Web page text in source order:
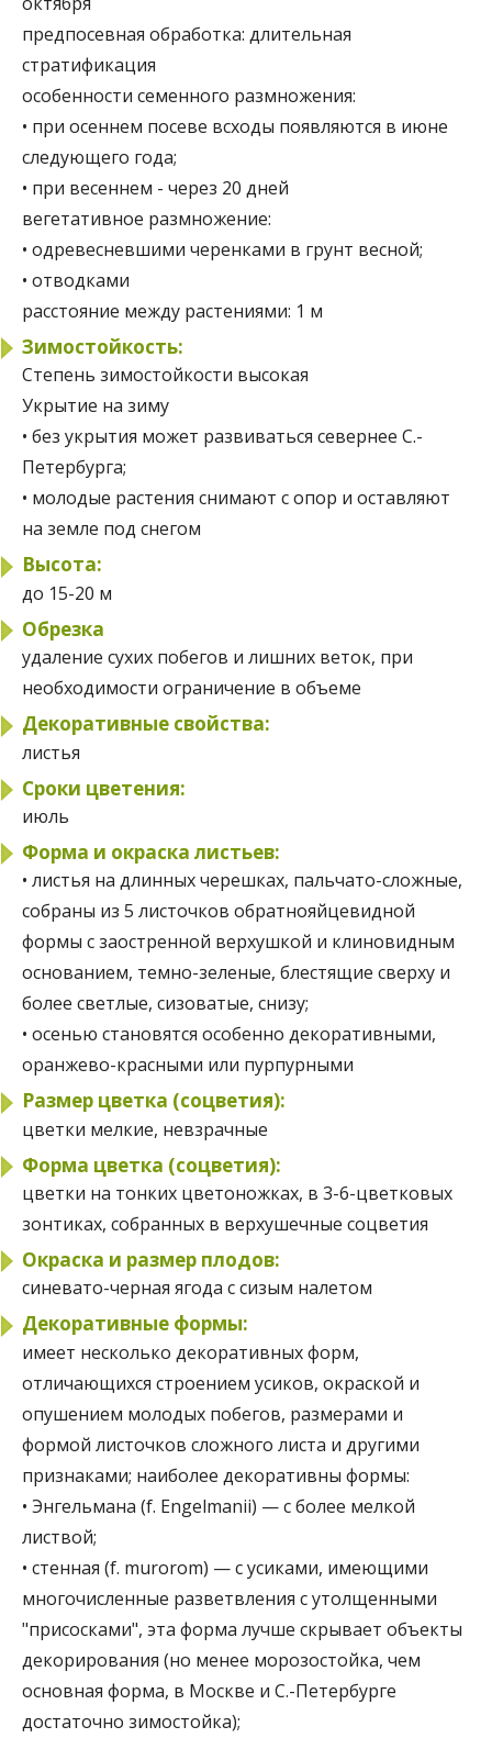
предпосевная обработка: длительная
стратификация
особенности семенного размножения:
• при осеннем посеве всходы появляются в июне
следующего года;
• при весеннем - через 20 дней
вегетативное размножение:
• одревесневшими черенками в грунт весной;
• отводками
расстояние между растениями: 1 м
Зимостойкость:
Степень зимостойкости высокая
Укрытие на зиму
• без укрытия может развиваться севернее С.-
Петербурга;
• молодые растения снимают с опор и оставляют
на земле под снегом
Высота:
до 15-20 м
Обрезка
удаление сухих побегов и лишних веток, при
необходимости ограничение в объеме
Декоративные свойства:
листья
Сроки цветения:
июль
Форма и окраска листьев:
• листья на длинных черешках, пальчато-сложные,
собраны из 5 листочков обратнояйцевидной
формы с заостренной верхушкой и клиновидным
основанием, темно-зеленые, блестящие сверху и
более светлые, сизоватые, снизу;
• осенью становятся особенно декоративными,
оранжево-красными или пурпурными
Размер цветка (соцветия):
цветки мелкие, невзрачные
Форма цветка (соцветия):
цветки на тонких цветоножках, в 3-6-цветковых
зонтиках, собранных в верхушечные соцветия
Окраска и размер плодов:
синевато-черная ягода с сизым налетом
Декоративные формы:
имеет несколько декоративных форм,
отличающихся строением усиков, окраской и
опушением молодых побегов, размерами и
формой листочков сложного листа и другими
признаками; наиболее декоративны формы:
• Энгельмана (f. Engelmanii) — с более мелкой
листвой;
• стенная (f. murorom) — с усиками, имеющими
многочисленные разветвления с утолщенными
"присосками", эта форма лучше скрывает объекты
декорирования (но менее морозостойка, чем
основная форма, в Москве и С.-Петербурге
достаточно зимостойка);